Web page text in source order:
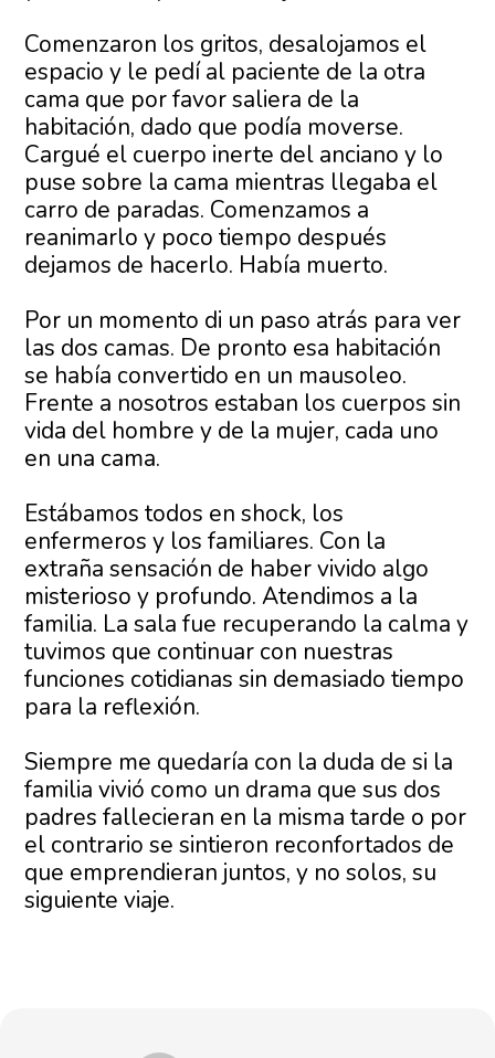
Comenzaron los gritos, desalojamos el
espacio y le pedí al paciente de la otra
cama que por favor saliera de la
habitación, dado que podía moverse.
Cargué el cuerpo inerte del anciano y lo
puse sobre la cama mientras llegaba el
carro de paradas. Comenzamos a
reanimarlo y poco tiempo después
dejamos de hacerlo. Había muerto.
Por un momento di un paso atrás para ver
las dos camas. De pronto esa habitación
se había convertido en un mausoleo.
Frente a nosotros estaban los cuerpos sin
vida del hombre y de la mujer, cada uno
en una cama.
Estábamos todos en shock, los
enfermeros y los familiares. Con la
extraña sensación de haber vivido algo
misterioso y profundo. Atendimos a la
familia. La sala fue recuperando la calma y
tuvimos que continuar con nuestras
funciones cotidianas sin demasiado tiempo
para la reflexión.
Siempre me quedaría con la duda de si la
familia vivió como un drama que sus dos
padres fallecieran en la misma tarde o por
el contrario se sintieron reconfortados de
que emprendieran juntos, y no solos, su
siguiente viaje.